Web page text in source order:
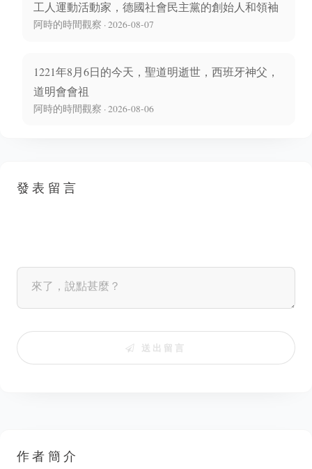
工人運動活動家，德國社會民主黨的創始人和領袖
阿時的時間觀察 · 2026-08-07
1221年8月6日的今天，聖道明逝世，西班牙神父，
道明會會祖
阿時的時間觀察 · 2026-08-06
發表留言
送出留言
作者簡介